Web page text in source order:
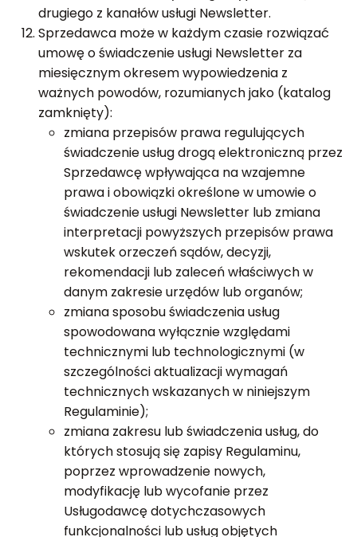
drugiego z kanałów usługi Newsletter.
Sprzedawca może w każdym czasie rozwiązać
umowę o świadczenie usługi Newsletter za
miesięcznym okresem wypowiedzenia z
ważnych powodów, rozumianych jako (katalog
zamknięty):
zmiana przepisów prawa regulujących
świadczenie usług drogą elektroniczną przez
Sprzedawcę wpływająca na wzajemne
prawa i obowiązki określone w umowie o
świadczenie usługi Newsletter lub zmiana
interpretacji powyższych przepisów prawa
wskutek orzeczeń sądów, decyzji,
rekomendacji lub zaleceń właściwych w
danym zakresie urzędów lub organów;
zmiana sposobu świadczenia usług
spowodowana wyłącznie względami
technicznymi lub technologicznymi (w
szczególności aktualizacji wymagań
technicznych wskazanych w niniejszym
Regulaminie);
zmiana zakresu lub świadczenia usług, do
których stosują się zapisy Regulaminu,
poprzez wprowadzenie nowych,
modyfikację lub wycofanie przez
Usługodawcę dotychczasowych
funkcjonalności lub usług objętych